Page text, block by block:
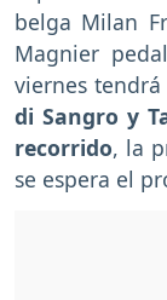
belga Milan
Magnier
viernes
di Sangro y
recorrido, la
se espera el